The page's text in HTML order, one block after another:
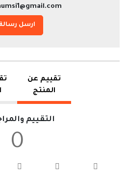
ارسل رسالة
تقييم عن
المنتج
التقييم
0